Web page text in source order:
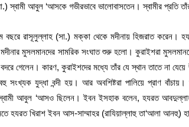
স্বামী আবুল ‘আসকে গভীরভাবে ভালোবাসতেন। স্বামীর প্রতি
বছরে রাসূলুল্লাহ (সা.) মক্কা থেকে মদীনায় হিজরাত করেন।
মদীনার মুসলমানদের সামরিক সংঘাত শুরু হলো। কুরাইশরা
গেলেন। কারণ, কুরাইশদের মধ্যে তাঁর যে স্থান তাতে না
সংখ্যক যুদ্ধা বন্দী হয়। আর অবশিষ্টরা পালিয়ে প্রাণ
স্বামী আবুল ‘আসও ছিলেন। ইবন ইসহাক বলেন, হযরত
হযরত খিরাশ ইবন আস-সাম্মাহর (রাযিয়াল্লাহু তা‘আলা আনহু)